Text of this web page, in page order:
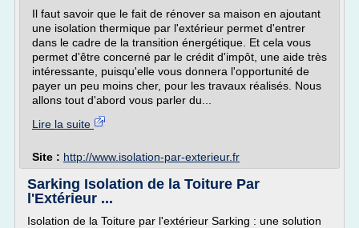
Il faut savoir que le fait de rénover sa maison en ajoutant
une isolation thermique par l'extérieur permet d'entrer
dans le cadre de la transition énergétique. Et cela vous
permet d'être concerné par le crédit d'impôt, une aide très
intéressante, puisqu'elle vous donnera l'opportunité de
payer un peu moins cher, pour les travaux réalisés. Nous
allons tout d'abord vous parler du...
Lire la suite
Site : http://www.isolation-par-exterieur.fr
Sarking Isolation de la Toiture Par
l'Extérieur ...
Isolation de la Toiture par l'extérieur Sarking : une solution